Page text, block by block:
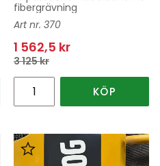
fibergrävning
370
1 562,5 kr
3 125kr
KÖP
Lägg till i favoriter